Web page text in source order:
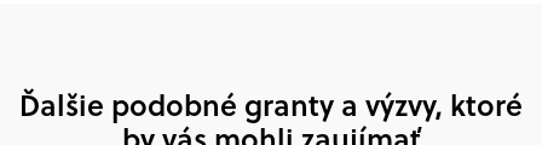
Ďalšie podobné granty a výzvy, ktoré